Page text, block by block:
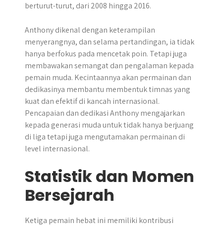
berturut-turut, dari 2008 hingga 2016.
Anthony dikenal dengan keterampilan
menyerangnya, dan selama pertandingan, ia tidak
hanya berfokus pada mencetak poin. Tetapi juga
membawakan semangat dan pengalaman kepada
pemain muda. Kecintaannya akan permainan dan
dedikasinya membantu membentuk timnas yang
kuat dan efektif di kancah internasional.
Pencapaian dan dedikasi Anthony mengajarkan
kepada generasi muda untuk tidak hanya berjuang
di liga tetapi juga mengutamakan permainan di
level internasional.
Statistik dan Momen
Bersejarah
Ketiga pemain hebat ini memiliki kontribusi